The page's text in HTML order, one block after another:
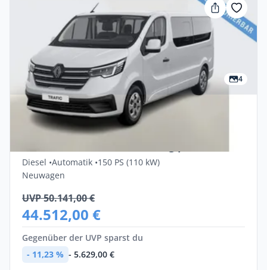
4
Privat & Gewerbe
Renault Trafic Grand Evolution Blue dCi
Diesel •Automatik •150 PS (110 kW)
Neuwagen
UVP 50.141,00 €
44.512,00 €
Gegenüber der UVP sparst du
- 11,23 % - 5.629,00 €